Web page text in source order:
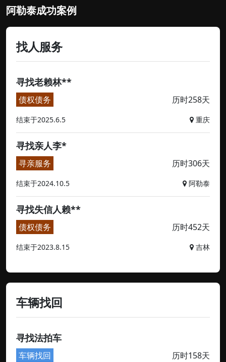
阿勒泰成功案例
找人服务
寻找老赖林**
债权债务 历时258天
结束于2025.6.5 重庆
寻找亲人李*
寻亲服务 历时306天
结束于2024.10.5 阿勒泰
寻找失信人赖**
债权债务 历时452天
结束于2023.8.15 吉林
车辆找回
寻找法拍车
车辆找回 历时158天